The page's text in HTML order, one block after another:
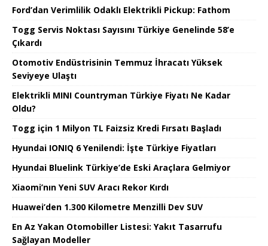
Ford’dan Verimlilik Odaklı Elektrikli Pickup: Fathom
Togg Servis Noktası Sayısını Türkiye Genelinde 58’e
Çıkardı
Otomotiv Endüstrisinin Temmuz İhracatı Yüksek
Seviyeye Ulaştı
Elektrikli MINI Countryman Türkiye Fiyatı Ne Kadar
Oldu?
Togg için 1 Milyon TL Faizsiz Kredi Fırsatı Başladı
Hyundai IONIQ 6 Yenilendi: İşte Türkiye Fiyatları
Hyundai Bluelink Türkiye’de Eski Araçlara Gelmiyor
Xiaomi’nın Yeni SUV Aracı Rekor Kırdı
Huawei’den 1.300 Kilometre Menzilli Dev SUV
En Az Yakan Otomobiller Listesi: Yakıt Tasarrufu
Sağlayan Modeller